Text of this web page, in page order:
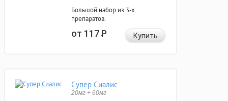
Большой набор из 3-х
препаратов.
от 117Р Купить
Супер Сиалис
20мг + 60мг